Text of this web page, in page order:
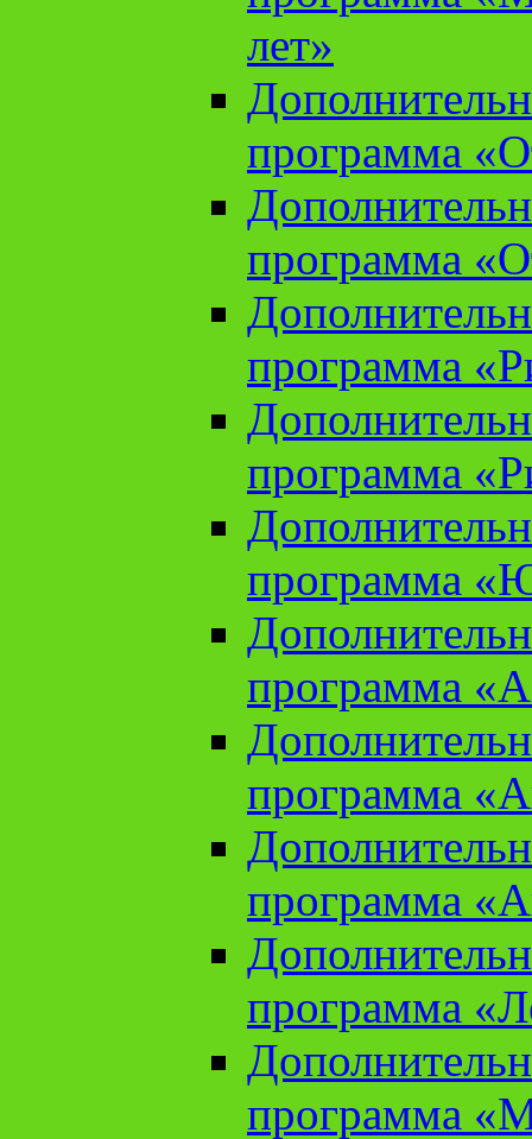
лет»
программа
программа
программа
программа
программа
программа
программа
программа
программа
программа